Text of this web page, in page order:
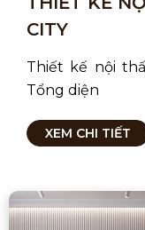
CITY
Thiết kế nội
Tổng diện
XEM CHI TIẾT